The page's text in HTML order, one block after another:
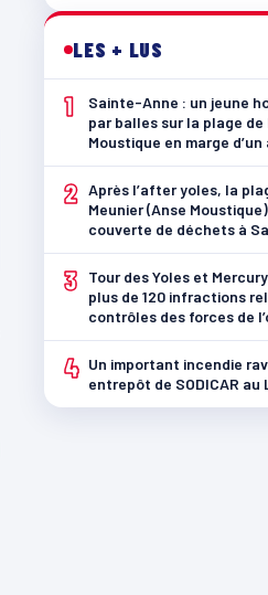
LES + LUS
1
Sainte-Anne : un jeune
par balles sur la plage de
Moustique en marge
2 Après l’after yoles, la
Meunier (Anse
couverte de déchets à
3
Tour des Yoles et
plus de 120 infractions
contrôles des forces de
4 Un important incendie
entrepôt de SODICAR au